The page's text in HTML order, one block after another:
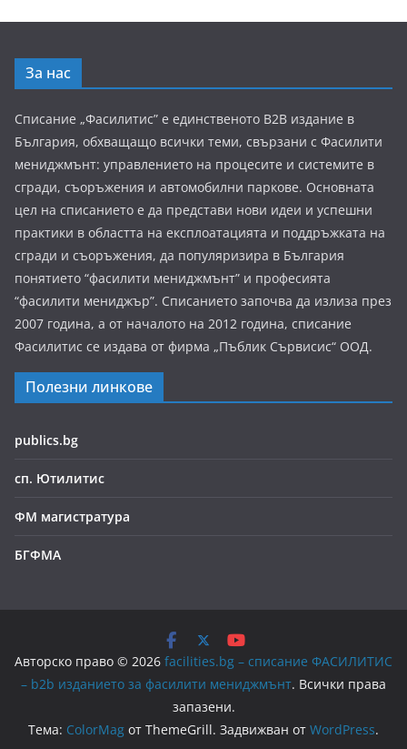
За нас
Списание „Фасилитис” е единственото B2B издание в
България, обхващащо всички теми, свързани с Фасилити
мениджмънт: управлението на процесите и системите в
сгради, съоръжения и автомобилни паркове. Основната
цел на списанието е да представи нови идеи и успешни
практики в областта на експлоатацията и поддръжката на
сгради и съоръжения, да популяризира в България
понятието “фасилити мениджмънт” и професията
“фасилити мениджър”. Списанието започва да излиза през
2007 година, а от началото на 2012 година, списание
Фасилитис се издава от фирма „Пъблик Сървисис“ ООД.
Полезни линкове
publics.bg
сп. Ютилитис
ФМ магистратура
БГФМА
Авторско право © 2026 facilities.bg – списание ФАСИЛИТИС
– b2b изданието за фасилити мениджмънт. Всички права
запазени.
Тема: ColorMag от ThemeGrill. Задвижван от WordPress.